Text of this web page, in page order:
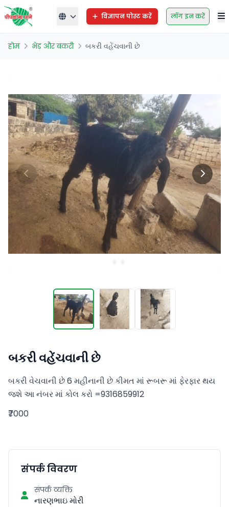
विज्ञापन पोस्ट करें लॉग इन करें
होम भेड़ और बकरी બકરી વહેંચવાની છે
બકરી વહેંચવાની છે
બકરી વેચવાની છે 6 મહીનાની છે કીમત માં રૂબરૂ માં ફેરફાર થય
જશે આ નંબર માં કોલ કરો =9316859912
₹7000
संपर्क विवरण
संपर्क व्यक्ति
નારણભાઇ મોરી